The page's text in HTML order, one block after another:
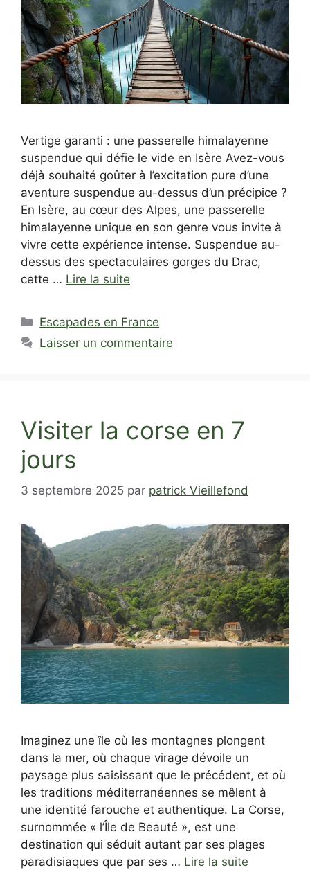
Vertige garanti : une passerelle himalayenne
suspendue qui défie le vide en Isère Avez-vous
déjà souhaité goûter à l’excitation pure d’une
aventure suspendue au-dessus d’un précipice ?
En Isère, au cœur des Alpes, une passerelle
himalayenne unique en son genre vous invite à
vivre cette expérience intense. Suspendue au-
dessus des spectaculaires gorges du Drac,
cette … Lire la suite
Catégories
Escapades en France
Laisser un commentaire
Visiter la corse en 7
jours
3 septembre 2025 par patrick Vieillefond
Imaginez une île où les montagnes plongent
dans la mer, où chaque virage dévoile un
paysage plus saisissant que le précédent, et où
les traditions méditerranéennes se mêlent à
une identité farouche et authentique. La Corse,
surnommée « l’Île de Beauté », est une
destination qui séduit autant par ses plages
paradisiaques que par ses … Lire la suite